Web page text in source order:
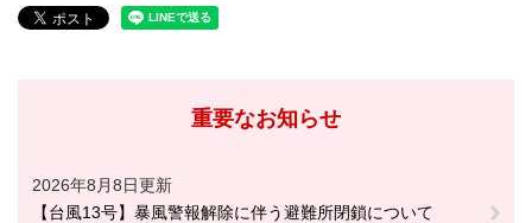
重要なお知らせ
2026年8月8日更新
【台風13号】暴風警報解除に伴う避難所閉鎖について